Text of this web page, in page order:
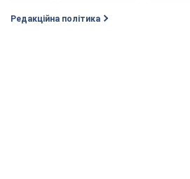
Редакційна політика